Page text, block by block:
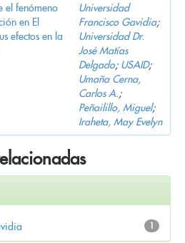
el fenómeno
en El
efectos en la
Universidad
Francisco Gavidia;
Universidad Dr.
José Matías
Delgado; USAID;
Umaña Cerna,
Carlos A.;
Peñailillo, Miguel;
Iraheta, May Evelyn
1